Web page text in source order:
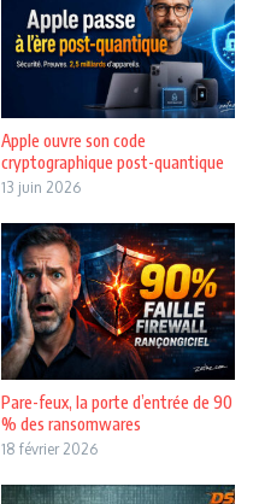
Apple ouvre son code
cryptographique post-quantique
13 juin 2026
Pare-feux, la porte d’entrée de 90
% des ransomwares
18 février 2026